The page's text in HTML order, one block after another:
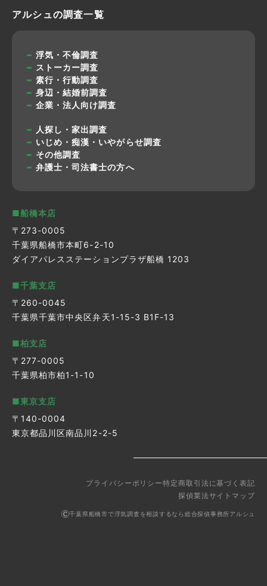
アルシュの調査一覧
浮気・不倫調査
ストーカー調査
素行・行動調査
身辺・結婚前調査
企業・法人向け調査
人探し・家出調査
いじめ・痴漢・いやがらせ調査
その他調査
弁護士・司法書士の方へ
■船橋本店
〒273-0005
千葉県船橋市本町6-2-10
ダイアパレスステーションプラザ船橋 1203
■千葉支店
〒260-0045
千葉県千葉市中央区弁天1-15-3 B1F-13
■柏支店
〒277-0005
千葉県柏市柏1-1-10
■東京支店
〒140-0004
東京都品川区南品川2-2-5
プライバシーポリシー特定商取引法に基づく表記
探偵業法サイトマップ
千葉県船橋市で浮気調査を相談するなら総合探偵事務所アルシュ